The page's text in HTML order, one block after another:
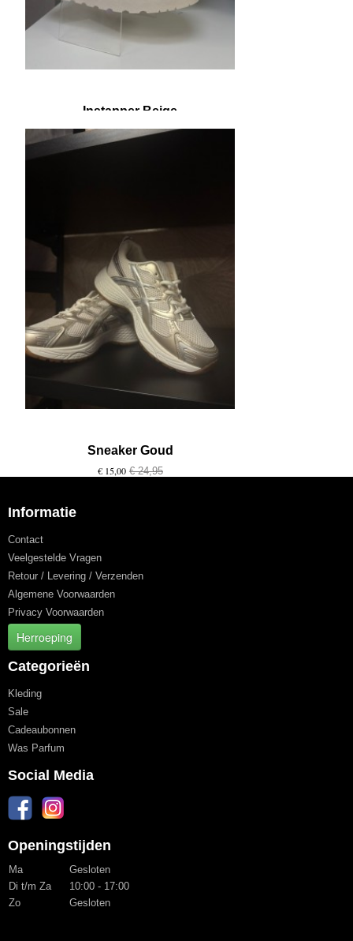
Instapper Beige
€ 15,00 € 29,95
Sneaker Goud
€ 15,00 € 24,95
Informatie
Contact
Veelgestelde Vragen
Retour / Levering / Verzenden
Algemene Voorwaarden
Privacy Voorwaarden
Herroeping
Categorieën
Kleding
Sale
Cadeaubonnen
Was Parfum
Social Media
Openingstijden
Ma
Gesloten
Di t/m Za
10:00 - 17:00
Zo
Gesloten